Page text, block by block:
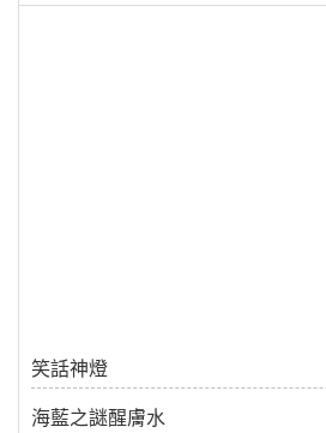
笑話神燈
海藍之謎醒膚水